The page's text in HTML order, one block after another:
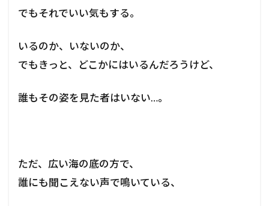
でもそれでいい気もする。
いるのか、いないのか、
でもきっと、どこかにはいるんだろうけど、
誰もその姿を見た者はいない…。
ただ、広い海の底の方で、
誰にも聞こえない声で鳴いている、